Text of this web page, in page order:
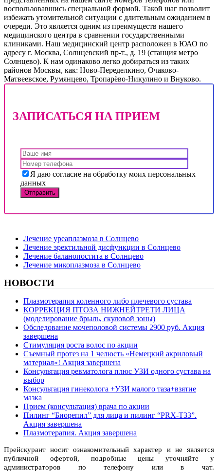
воспользовавшись специальной формой. Такой шаг позволит
избежать утомительной ситуации с длительным ожиданием в
очереди. Это является одним из преимуществ нашего
медицинского центра в сравнении государственными
клиниками. Наш медицинский центр расположен в ЮАО по
адресу г. Москва, Солнцевский пр-т., д. 19 (станция метро
Солнцево). К нам одинаково легко добираться из таких
районов Москвы, как: Ново-Переделкино, Очаково-
Матвеевское, Румянцево, Тропарёво-Никулино и Внуково.
ЗАПИСАТЬСЯ НА ПРИЕМ
Я даю согласие на обработку моих персональных
данных
Лечение уреаплазмоза в Солнцево
Лечение эректильной дисфункции в Солнцево
Лечение баланопостита в Солнцево
Лечение микоплазмоза в Солнцево
НОВОСТИ
Плазмотерапия коленного либо плечевого сустава
КОРРЕКЦИЯ ПТОЗА НИЖНЕЙТРЕТИ ЛИЦА
(моделирование брыль, скуловой зоны)
Обследование мочеполовой системы 2900 руб. Акция
завершена
Стимуляция роста волос по акции
Съемный протез на 1 челюсть «Немецкий акриловый
материал»! Акция завершена
Консультация ревматолога плюс УЗИ одного сустава на
выбор
Консультация гинеколога +УЗИ малого таза+взятие
мазка
Прием (консультация) врача по акции
Пилинг “Биорепил” для лица и пилинг “PRX-T33”.
Акция завершена
Плазмотерапия. Акция завершена
Прейскурант носит ознакомительный характер и не является
публичной офертой, подробные цены уточняйте у
администраторов по телефону или в чат.